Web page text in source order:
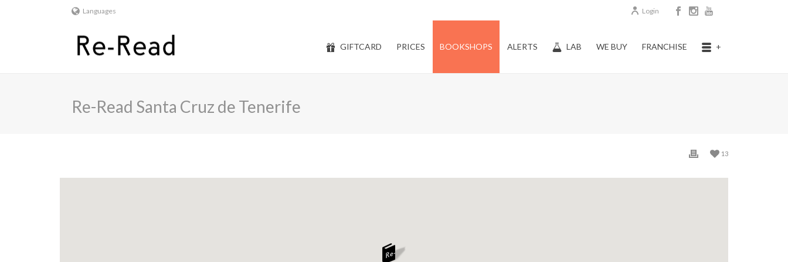
Languages Login
GIFTCARD PRICES BOOKSHOPS ALERTS LAB WE BUY FRANCHISE +
Re-Read Santa Cruz de Tenerife
13